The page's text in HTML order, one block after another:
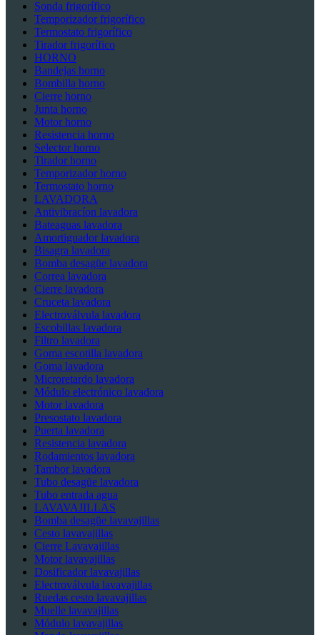
Sonda frigorífico
Temporizador frigorífico
Termostato frigorífico
Tirador frigorífico
HORNO
Bandejas horno
Bombilla horno
Cierre horno
Junta horno
Motor horno
Resistencia horno
Selector horno
Tirador horno
Temporizador horno
Termostato horno
LAVADORA
Antivibracíon lavadora
Bateaguas lavadora
Amortiguador lavadora
Bisagra lavadora
Bomba desagüe lavadora
Correa lavadora
Cierre lavadora
Cruceta lavadora
Electroválvula lavadora
Escobillas lavadora
Filtro lavadora
Goma escotilla lavadora
Goma lavadora
Microretardo lavadora
Módulo electrónico lavadora
Motor lavadora
Presostato lavadora
Puerta lavadora
Resistencia lavadora
Rodamientos lavadora
Tambor lavadora
Tubo desagüe lavadora
Tubo entrada agua
LAVAVAJILLAS
Bomba desagüe lavavajillas
Cesto lavavajillas
Cierre Lavavajillas
Motor lavavajillas
Dosificador lavavajillas
Electroválvula lavavajillas
Ruedas cesto lavavajillas
Muelle lavavajillas
Módulo lavavajillas